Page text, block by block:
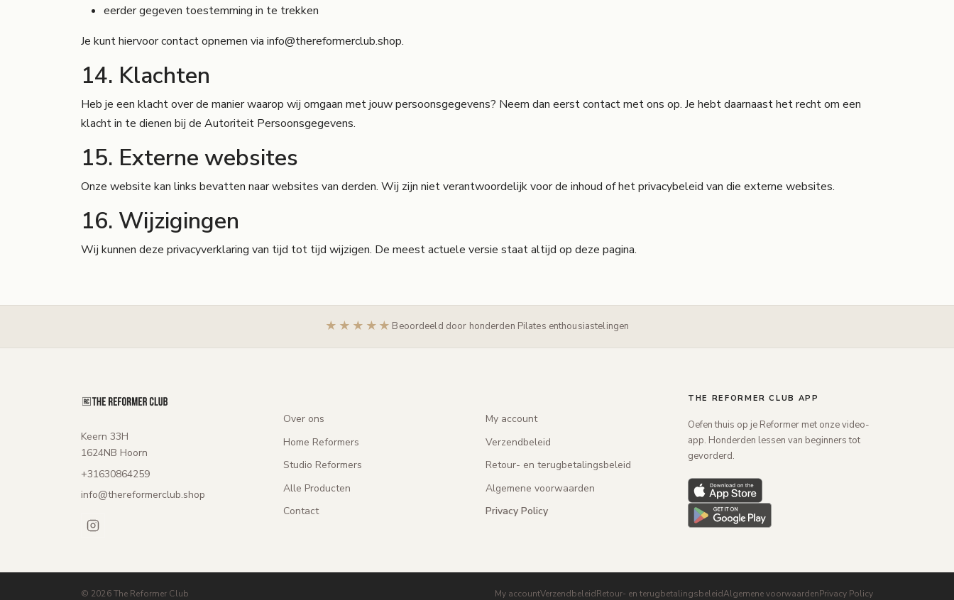
eerder gegeven toestemming in te trekken
Je kunt hiervoor contact opnemen via info@thereformerclub.shop.
14. Klachten
Heb je een klacht over de manier waarop wij omgaan met jouw persoonsgegevens? Neem dan eerst contact met ons op. Je hebt daarnaast het recht om een
klacht in te dienen bij de Autoriteit Persoonsgegevens.
15. Externe websites
Onze website kan links bevatten naar websites van derden. Wij zijn niet verantwoordelijk voor de inhoud of het privacybeleid van die externe websites.
16. Wijzigingen
Wij kunnen deze privacyverklaring van tijd tot tijd wijzigen. De meest actuele versie staat altijd op deze pagina.
★★★★★ Beoordeeld door honderden Pilates enthousiastelingen
Keern 33H
1624NB Hoorn
+31630864259
info@thereformerclub.shop
Over ons
Home Reformers
Studio Reformers
Alle Producten
Contact
My account
Verzendbeleid
Retour- en terugbetalingsbeleid
Algemene voorwaarden
Privacy Policy
THE REFORMER CLUB APP
Oefen thuis op je Reformer met onze video-
app. Honderden lessen van beginners tot
gevorderd.
© 2026 The Reformer Club My accountVerzendbeleidRetour- en terugbetalingsbeleidAlgemene voorwaardenPrivacy Policy